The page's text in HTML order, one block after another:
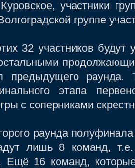
участники
группе
32 участников будут
предыдущего раунда.
этапа
с соперниками
раунда
лишь 8 команд,
Ещё 16 команд,